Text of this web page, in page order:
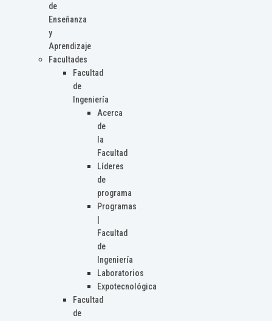
de
Enseñanza
y
Aprendizaje
Facultades
Facultad
de
Ingeniería
Acerca
de
la
Facultad
Líderes
de
programa
Programas
Facultad
de
Ingeniería
Laboratorios
Expotecnológica
Facultad
de